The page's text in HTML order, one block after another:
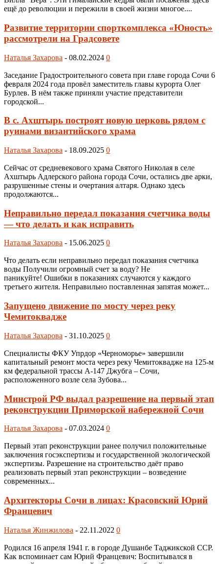
ещё до революции и пережили в своей жизни многое....
Развитие территории спорткомплекса «Юность»
рассмотрели на Градсовете
Наталья Захарова - 08.02.2024 0
Заседание Градостроительного совета при главе города Сочи 6
февраля 2024 года провёл заместитель главы курорта Олег
Бурлев. В нём также приняли участие представители
городской...
В с. Ахштырь построят новую церковь рядом с
руинами византийского храма
Наталья Захарова - 18.09.2025 0
Сейчас от средневекового храма Святого Николая в селе
Ахштырь Адлерского района города Сочи, остались две арки,
разрушенные стены и очертания алтаря. Однако здесь
продолжаются...
Неправильно передал показания счетчика воды
— что делать и как исправить
Наталья Захарова - 15.06.2025 0
Что делать если неправильно передал показания счетчика
воды Получили огромный счет за воду? Не
паникуйте! Ошибки в показаниях случаются у каждого
третьего жителя. Неправильно поставленная запятая может...
Запущено движение по мосту через реку
Чемитоквадже
Наталья Захарова - 31.10.2025 0
Специалисты ФКУ Упрдор «Черноморье» завершили
капитальный ремонт моста через реку Чемитоквадже на 125-м
км федеральной трассы А-147 Джубга – Сочи,
расположенного возле села Зубова...
Минстрой РФ выдал разрешение на первый этап
реконструкции Приморской набережной Сочи
Наталья Захарова - 07.03.2024 0
Первый этап реконструкции ранее получил положительные
заключения госэкспертизы и государственной экологической
экспертизы. Разрешение на строительство даёт право
реализовать первый этап реконструкции – возведение
современных...
Архитекторы Сочи в лицах: Красовский Юрий
Францевич
Наталья Жинжилова - 22.11.2022 0
Родился 16 апреля 1941 г. в городе Душанбе Таджикской ССР.
Как вспоминает сам Юрий Францевич: Воспитывался в